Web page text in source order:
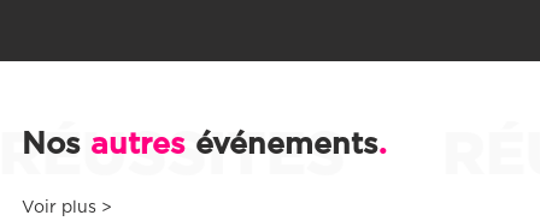
L’AGENCE
RÉALISATIONS
Nos autresévénements.
Voir plus >